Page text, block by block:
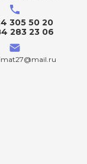
305 50 20
283 23 06